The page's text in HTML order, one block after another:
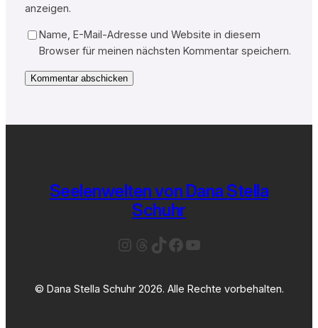
anzeigen.
Name, E-Mail-Adresse und Website in diesem
Browser für meinen nächsten Kommentar speichern.
Seelenwelten von Dana Stella
Schuhr
Instagram
Threads
TikTok
Facebook
YouTube
© Dana Stella Schuhr 2026. Alle Rechte vorbehalten.